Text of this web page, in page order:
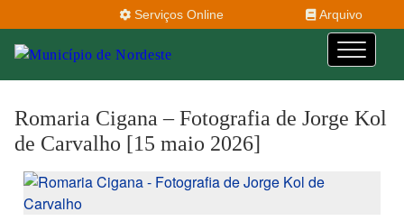
Serviços Online Arquivo
Romaria Cigana – Fotografia de Jorge Kol
de Carvalho [15 maio 2026]